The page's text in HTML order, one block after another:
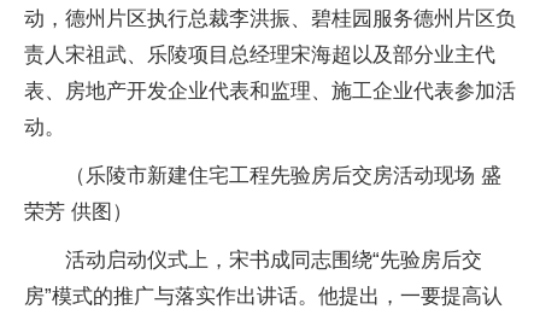
动，德州片区执行总裁李洪振、碧桂园服务德州片区负
责人宋祖武、乐陵项目总经理宋海超以及部分业主代
表、房地产开发企业代表和监理、施工企业代表参加活
动。
（乐陵市新建住宅工程先验房后交房活动现场 盛
荣芳 供图）
活动启动仪式上，宋书成同志围绕“先验房后交
房”模式的推广与落实作出讲话。他提出，一要提高认